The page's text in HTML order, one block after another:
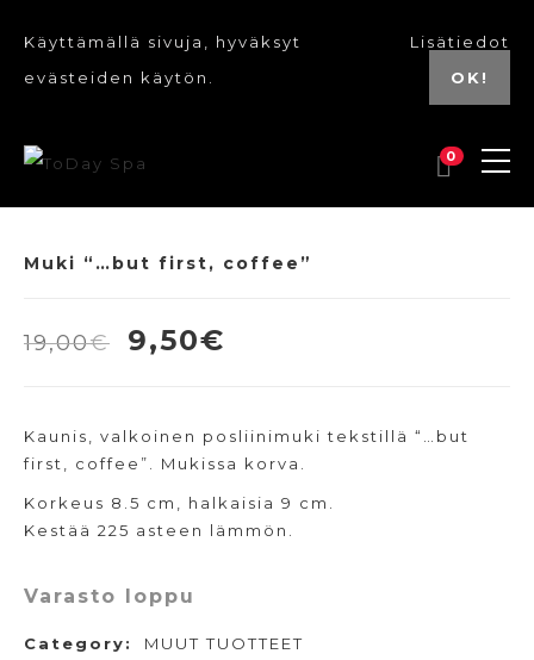
Käyttämällä sivuja, hyväksyt
evästeiden käytön.
Lisätiedot
OK!
0
Muki “…but first, coffee”
19,00€
Alkuperäinen
19,00€.
9,50€
9,50€.
Kaunis, valkoinen posliinimuki tekstillä “…but
first, coffee”. Mukissa korva.
Korkeus 8.5 cm, halkaisia 9 cm.
Kestää 225 asteen lämmön.
Varasto loppu
Category: MUUT TUOTTEET